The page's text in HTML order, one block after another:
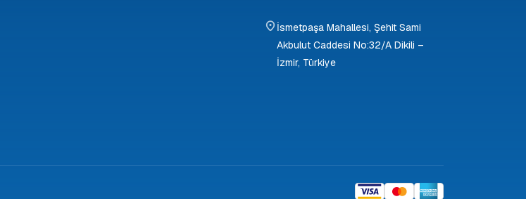
İsmetpaşa Mahallesi, Şehit Sami
Akbulut Caddesi No:32/A Dikili –
İzmir, Türkiye